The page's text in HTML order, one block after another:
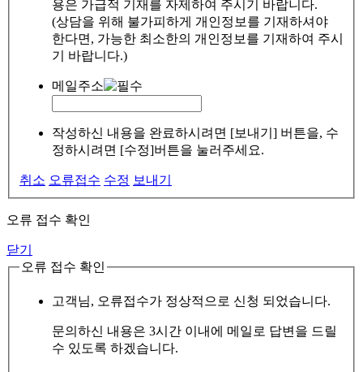
용은 가급적 기재를 자제하여 주시기 바랍니다.
(상담을 위해 불가피하게 개인정보를 기재하셔야
한다면, 가능한 최소한의 개인정보를 기재하여 주시
기 바랍니다.)
메일주소
작성하신 내용을 완료하시려면 [보내기] 버튼을, 수
정하시려면 [수정]버튼을 눌러주세요.
취소 오류접수 수정 보내기
오류 접수 확인
닫기
오류 접수 확인
고객님, 오류접수가 정상적으로 신청 되었습니다.
문의하신 내용은 3시간 이내에 메일로 답변을 드릴
수 있도록 하겠습니다.